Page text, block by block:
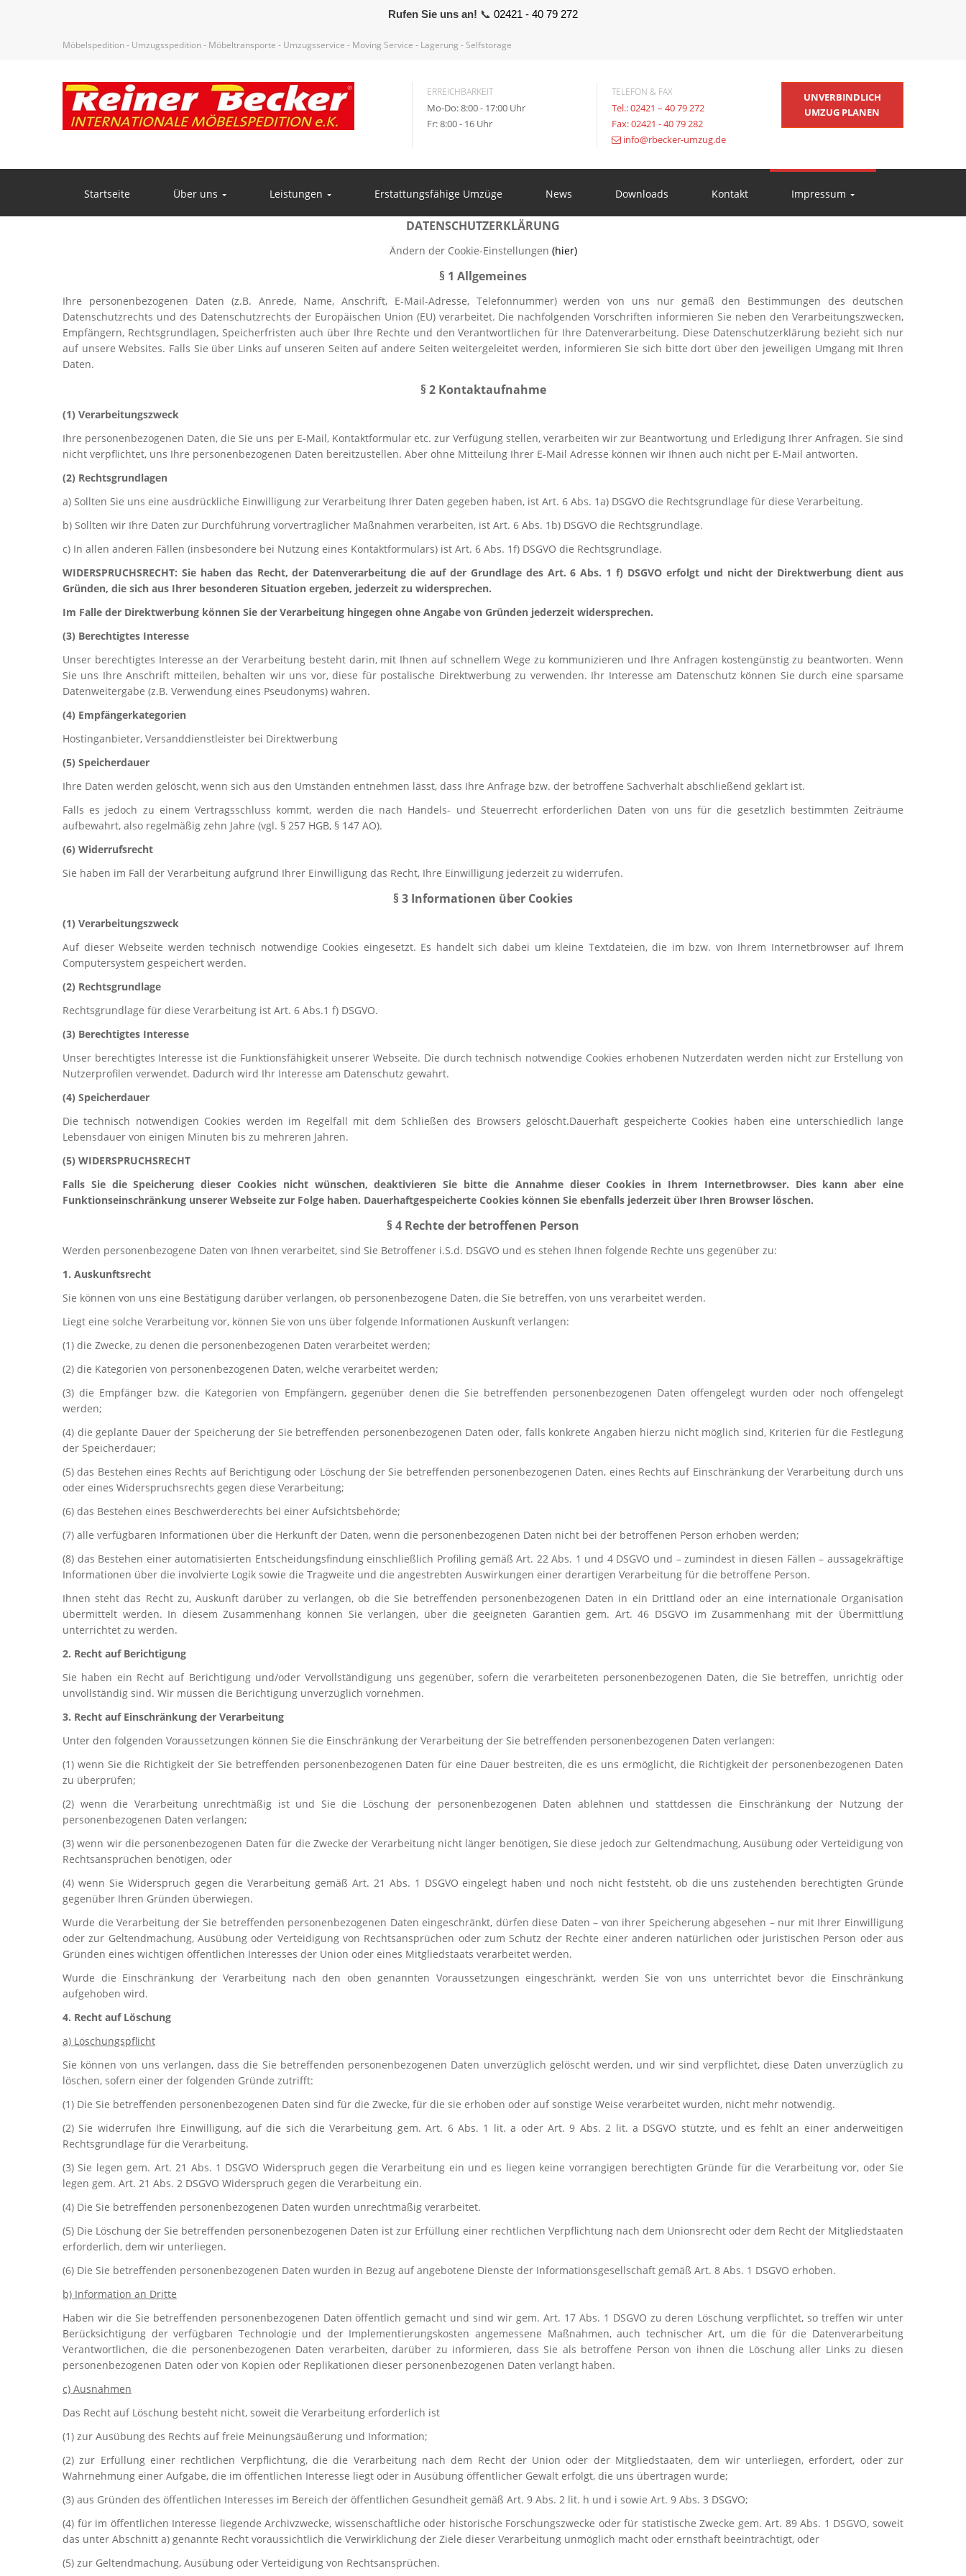
Rufen Sie uns an! 📞 02421 - 40 79 272
Möbelspedition - Umzugsspedition - Möbeltransporte - Umzugsservice - Moving Service - Lagerung - Selfstorage
ERREICHBARKEIT
Mo-Do: 8:00 - 17:00 Uhr
Fr: 8:00 - 16 Uhr
TELEFON & FAX
Tel.: 02421 – 40 79 272
Fax: 02421 - 40 79 282
info@rbecker-umzug.de
UNVERBINDLICH
UMZUG PLANEN
Startseite Über uns Leistungen Erstattungsfähige Umzüge News Downloads Kontakt Impressum
DATENSCHUTZERKLÄRUNG
Ändern der Cookie-Einstellungen (hier)
§ 1 Allgemeines
Ihre personenbezogenen Daten (z.B. Anrede, Name, Anschrift, E-Mail-Adresse, Telefonnummer) werden von uns nur gemäß den Bestimmungen des deutschen
Datenschutzrechts und des Datenschutzrechts der Europäischen Union (EU) verarbeitet. Die nachfolgenden Vorschriften informieren Sie neben den Verarbeitungszwecken,
Empfängern, Rechtsgrundlagen, Speicherfristen auch über Ihre Rechte und den Verantwortlichen für Ihre Datenverarbeitung. Diese Datenschutzerklärung bezieht sich nur
auf unsere Websites. Falls Sie über Links auf unseren Seiten auf andere Seiten weitergeleitet werden, informieren Sie sich bitte dort über den jeweiligen Umgang mit Ihren
Daten.
§ 2 Kontaktaufnahme
(1) Verarbeitungszweck
Ihre personenbezogenen Daten, die Sie uns per E-Mail, Kontaktformular etc. zur Verfügung stellen, verarbeiten wir zur Beantwortung und Erledigung Ihrer Anfragen. Sie sind
nicht verpflichtet, uns Ihre personenbezogenen Daten bereitzustellen. Aber ohne Mitteilung Ihrer E-Mail Adresse können wir Ihnen auch nicht per E-Mail antworten.
(2) Rechtsgrundlagen
a) Sollten Sie uns eine ausdrückliche Einwilligung zur Verarbeitung Ihrer Daten gegeben haben, ist Art. 6 Abs. 1a) DSGVO die Rechtsgrundlage für diese Verarbeitung.
b) Sollten wir Ihre Daten zur Durchführung vorvertraglicher Maßnahmen verarbeiten, ist Art. 6 Abs. 1b) DSGVO die Rechtsgrundlage.
c) In allen anderen Fällen (insbesondere bei Nutzung eines Kontaktformulars) ist Art. 6 Abs. 1f) DSGVO die Rechtsgrundlage.
WIDERSPRUCHSRECHT: Sie haben das Recht, der Datenverarbeitung die auf der Grundlage des Art. 6 Abs. 1 f) DSGVO erfolgt und nicht der Direktwerbung dient aus
Gründen, die sich aus Ihrer besonderen Situation ergeben, jederzeit zu widersprechen.
Im Falle der Direktwerbung können Sie der Verarbeitung hingegen ohne Angabe von Gründen jederzeit widersprechen.
(3) Berechtigtes Interesse
Unser berechtigtes Interesse an der Verarbeitung besteht darin, mit Ihnen auf schnellem Wege zu kommunizieren und Ihre Anfragen kostengünstig zu beantworten. Wenn
Sie uns Ihre Anschrift mitteilen, behalten wir uns vor, diese für postalische Direktwerbung zu verwenden. Ihr Interesse am Datenschutz können Sie durch eine sparsame
Datenweitergabe (z.B. Verwendung eines Pseudonyms) wahren.
(4) Empfängerkategorien
Hostinganbieter, Versanddienstleister bei Direktwerbung
(5) Speicherdauer
Ihre Daten werden gelöscht, wenn sich aus den Umständen entnehmen lässt, dass Ihre Anfrage bzw. der betroffene Sachverhalt abschließend geklärt ist.
Falls es jedoch zu einem Vertragsschluss kommt, werden die nach Handels- und Steuerrecht erforderlichen Daten von uns für die gesetzlich bestimmten Zeiträume
aufbewahrt, also regelmäßig zehn Jahre (vgl. § 257 HGB, § 147 AO).
(6) Widerrufsrecht
Sie haben im Fall der Verarbeitung aufgrund Ihrer Einwilligung das Recht, Ihre Einwilligung jederzeit zu widerrufen.
§ 3 Informationen über Cookies
(1) Verarbeitungszweck
Auf dieser Webseite werden technisch notwendige Cookies eingesetzt. Es handelt sich dabei um kleine Textdateien, die im bzw. von Ihrem Internetbrowser auf Ihrem
Computersystem gespeichert werden.
(2) Rechtsgrundlage
Rechtsgrundlage für diese Verarbeitung ist Art. 6 Abs.1 f) DSGVO.
(3) Berechtigtes Interesse
Unser berechtigtes Interesse ist die Funktionsfähigkeit unserer Webseite. Die durch technisch notwendige Cookies erhobenen Nutzerdaten werden nicht zur Erstellung von
Nutzerprofilen verwendet. Dadurch wird Ihr Interesse am Datenschutz gewahrt.
(4) Speicherdauer
Die technisch notwendigen Cookies werden im Regelfall mit dem Schließen des Browsers gelöscht.Dauerhaft gespeicherte Cookies haben eine unterschiedlich lange
Lebensdauer von einigen Minuten bis zu mehreren Jahren.
(5) WIDERSPRUCHSRECHT
Falls Sie die Speicherung dieser Cookies nicht wünschen, deaktivieren Sie bitte die Annahme dieser Cookies in Ihrem Internetbrowser. Dies kann aber eine
Funktionseinschränkung unserer Webseite zur Folge haben. Dauerhaftgespeicherte Cookies können Sie ebenfalls jederzeit über Ihren Browser löschen.
§ 4 Rechte der betroffenen Person
Werden personenbezogene Daten von Ihnen verarbeitet, sind Sie Betroffener i.S.d. DSGVO und es stehen Ihnen folgende Rechte uns gegenüber zu:
1. Auskunftsrecht
Sie können von uns eine Bestätigung darüber verlangen, ob personenbezogene Daten, die Sie betreffen, von uns verarbeitet werden.
Liegt eine solche Verarbeitung vor, können Sie von uns über folgende Informationen Auskunft verlangen:
(1) die Zwecke, zu denen die personenbezogenen Daten verarbeitet werden;
(2) die Kategorien von personenbezogenen Daten, welche verarbeitet werden;
(3) die Empfänger bzw. die Kategorien von Empfängern, gegenüber denen die Sie betreffenden personenbezogenen Daten offengelegt wurden oder noch offengelegt
werden;
(4) die geplante Dauer der Speicherung der Sie betreffenden personenbezogenen Daten oder, falls konkrete Angaben hierzu nicht möglich sind, Kriterien für die Festlegung
der Speicherdauer;
(5) das Bestehen eines Rechts auf Berichtigung oder Löschung der Sie betreffenden personenbezogenen Daten, eines Rechts auf Einschränkung der Verarbeitung durch uns
oder eines Widerspruchsrechts gegen diese Verarbeitung;
(6) das Bestehen eines Beschwerderechts bei einer Aufsichtsbehörde;
(7) alle verfügbaren Informationen über die Herkunft der Daten, wenn die personenbezogenen Daten nicht bei der betroffenen Person erhoben werden;
(8) das Bestehen einer automatisierten Entscheidungsfindung einschließlich Profiling gemäß Art. 22 Abs. 1 und 4 DSGVO und – zumindest in diesen Fällen – aussagekräftige
Informationen über die involvierte Logik sowie die Tragweite und die angestrebten Auswirkungen einer derartigen Verarbeitung für die betroffene Person.
Ihnen steht das Recht zu, Auskunft darüber zu verlangen, ob die Sie betreffenden personenbezogenen Daten in ein Drittland oder an eine internationale Organisation
übermittelt werden. In diesem Zusammenhang können Sie verlangen, über die geeigneten Garantien gem. Art. 46 DSGVO im Zusammenhang mit der Übermittlung
unterrichtet zu werden.
2. Recht auf Berichtigung
Sie haben ein Recht auf Berichtigung und/oder Vervollständigung uns gegenüber, sofern die verarbeiteten personenbezogenen Daten, die Sie betreffen, unrichtig oder
unvollständig sind. Wir müssen die Berichtigung unverzüglich vornehmen.
3. Recht auf Einschränkung der Verarbeitung
Unter den folgenden Voraussetzungen können Sie die Einschränkung der Verarbeitung der Sie betreffenden personenbezogenen Daten verlangen:
(1) wenn Sie die Richtigkeit der Sie betreffenden personenbezogenen Daten für eine Dauer bestreiten, die es uns ermöglicht, die Richtigkeit der personenbezogenen Daten
zu überprüfen;
(2) wenn die Verarbeitung unrechtmäßig ist und Sie die Löschung der personenbezogenen Daten ablehnen und stattdessen die Einschränkung der Nutzung der
personenbezogenen Daten verlangen;
(3) wenn wir die personenbezogenen Daten für die Zwecke der Verarbeitung nicht länger benötigen, Sie diese jedoch zur Geltendmachung, Ausübung oder Verteidigung von
Rechtsansprüchen benötigen, oder
(4) wenn Sie Widerspruch gegen die Verarbeitung gemäß Art. 21 Abs. 1 DSGVO eingelegt haben und noch nicht feststeht, ob die uns zustehenden berechtigten Gründe
gegenüber Ihren Gründen überwiegen.
Wurde die Verarbeitung der Sie betreffenden personenbezogenen Daten eingeschränkt, dürfen diese Daten – von ihrer Speicherung abgesehen – nur mit Ihrer Einwilligung
oder zur Geltendmachung, Ausübung oder Verteidigung von Rechtsansprüchen oder zum Schutz der Rechte einer anderen natürlichen oder juristischen Person oder aus
Gründen eines wichtigen öffentlichen Interesses der Union oder eines Mitgliedstaats verarbeitet werden.
Wurde die Einschränkung der Verarbeitung nach den oben genannten Voraussetzungen eingeschränkt, werden Sie von uns unterrichtet bevor die Einschränkung
aufgehoben wird.
4. Recht auf Löschung
a) Löschungspflicht
Sie können von uns verlangen, dass die Sie betreffenden personenbezogenen Daten unverzüglich gelöscht werden, und wir sind verpflichtet, diese Daten unverzüglich zu
löschen, sofern einer der folgenden Gründe zutrifft:
(1) Die Sie betreffenden personenbezogenen Daten sind für die Zwecke, für die sie erhoben oder auf sonstige Weise verarbeitet wurden, nicht mehr notwendig.
(2) Sie widerrufen Ihre Einwilligung, auf die sich die Verarbeitung gem. Art. 6 Abs. 1 lit. a oder Art. 9 Abs. 2 lit. a DSGVO stützte, und es fehlt an einer anderweitigen
Rechtsgrundlage für die Verarbeitung.
(3) Sie legen gem. Art. 21 Abs. 1 DSGVO Widerspruch gegen die Verarbeitung ein und es liegen keine vorrangigen berechtigten Gründe für die Verarbeitung vor, oder Sie
legen gem. Art. 21 Abs. 2 DSGVO Widerspruch gegen die Verarbeitung ein.
(4) Die Sie betreffenden personenbezogenen Daten wurden unrechtmäßig verarbeitet.
(5) Die Löschung der Sie betreffenden personenbezogenen Daten ist zur Erfüllung einer rechtlichen Verpflichtung nach dem Unionsrecht oder dem Recht der Mitgliedstaaten
erforderlich, dem wir unterliegen.
(6) Die Sie betreffenden personenbezogenen Daten wurden in Bezug auf angebotene Dienste der Informationsgesellschaft gemäß Art. 8 Abs. 1 DSGVO erhoben.
b) Information an Dritte
Haben wir die Sie betreffenden personenbezogenen Daten öffentlich gemacht und sind wir gem. Art. 17 Abs. 1 DSGVO zu deren Löschung verpflichtet, so treffen wir unter
Berücksichtigung der verfügbaren Technologie und der Implementierungskosten angemessene Maßnahmen, auch technischer Art, um die für die Datenverarbeitung
Verantwortlichen, die die personenbezogenen Daten verarbeiten, darüber zu informieren, dass Sie als betroffene Person von ihnen die Löschung aller Links zu diesen
personenbezogenen Daten oder von Kopien oder Replikationen dieser personenbezogenen Daten verlangt haben.
c) Ausnahmen
Das Recht auf Löschung besteht nicht, soweit die Verarbeitung erforderlich ist
(1) zur Ausübung des Rechts auf freie Meinungsäußerung und Information;
(2) zur Erfüllung einer rechtlichen Verpflichtung, die die Verarbeitung nach dem Recht der Union oder der Mitgliedstaaten, dem wir unterliegen, erfordert, oder zur
Wahrnehmung einer Aufgabe, die im öffentlichen Interesse liegt oder in Ausübung öffentlicher Gewalt erfolgt, die uns übertragen wurde;
(3) aus Gründen des öffentlichen Interesses im Bereich der öffentlichen Gesundheit gemäß Art. 9 Abs. 2 lit. h und i sowie Art. 9 Abs. 3 DSGVO;
(4) für im öffentlichen Interesse liegende Archivzwecke, wissenschaftliche oder historische Forschungszwecke oder für statistische Zwecke gem. Art. 89 Abs. 1 DSGVO, soweit
das unter Abschnitt a) genannte Recht voraussichtlich die Verwirklichung der Ziele dieser Verarbeitung unmöglich macht oder ernsthaft beeinträchtigt, oder
(5) zur Geltendmachung, Ausübung oder Verteidigung von Rechtsansprüchen.